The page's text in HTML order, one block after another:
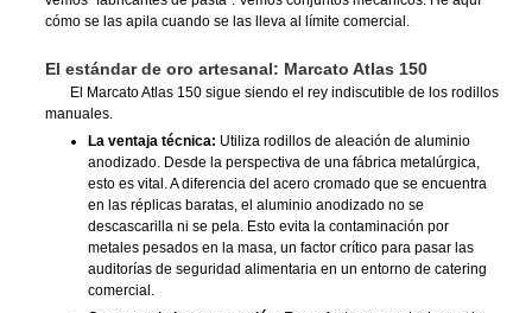
cómo se las apila cuando se las lleva al límite comercial.
El estándar de oro artesanal: Marcato Atlas 150
El Marcato Atlas 150 sigue siendo el rey indiscutible de los rodillos
manuales.
La ventaja técnica: Utiliza rodillos de aleación de aluminio
anodizado. Desde la perspectiva de una fábrica metalúrgica,
esto es vital. A diferencia del acero cromado que se encuentra
en las réplicas baratas, el aluminio anodizado no se
descascarilla ni se pela. Esto evita la contaminación por
metales pesados en la masa, un factor crítico para pasar las
auditorías de seguridad alimentaria en un entorno de catering
comercial.